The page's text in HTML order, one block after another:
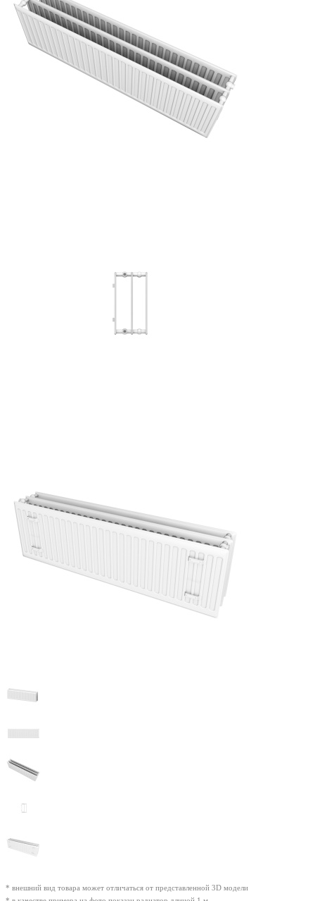
* внешний вид товара может отличаться от представленной 3D модели